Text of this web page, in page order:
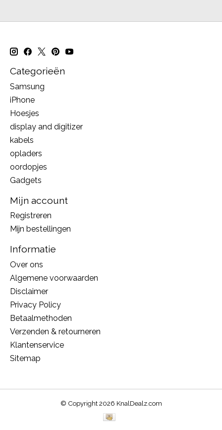
Categorieën
Samsung
iPhone
Hoesjes
display and digitizer
kabels
opladers
oordopjes
Gadgets
Mijn account
Registreren
Mijn bestellingen
Informatie
Over ons
Algemene voorwaarden
Disclaimer
Privacy Policy
Betaalmethoden
Verzenden & retourneren
Klantenservice
Sitemap
© Copyright 2026 KnalDealz.com